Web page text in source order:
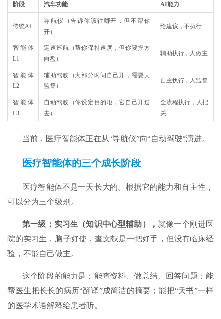
阶段 汽车功能 AI能力
传统AI
导航仪（告诉你该往哪开，但不帮你
开）
给建议，不执行
智能体
L1
定速巡航（帮你保持速度，但你要握方
向盘）
辅助执行，人做主
智能体
L2
辅助驾驶（大部分时间自己开，需要人
监督）
自主执行，人监督
智能体
L3
自动驾驶（你设定目的地，它自己开过
去）
全流程执行，人把
关
当前，医疗智能体正在从“导航仪”向“自动驾驶”演进。
医疗智能体的三个成长阶段
医疗智能体不是一天长大的。根据它的能力和自主性，
可以分为三个级别。
第一级：实习生（知识中心型辅助） ， 就像一个刚进医
院的实习生，脑子好使，查文献是一把好手，但没有临床经
验，不能自己做主。
这个阶段的能力是：能查资料、做总结、回答问题；能
帮医生把长长的病历“翻译”成简洁的摘要；能把“天书”一样
的医学术语解释给患者听。